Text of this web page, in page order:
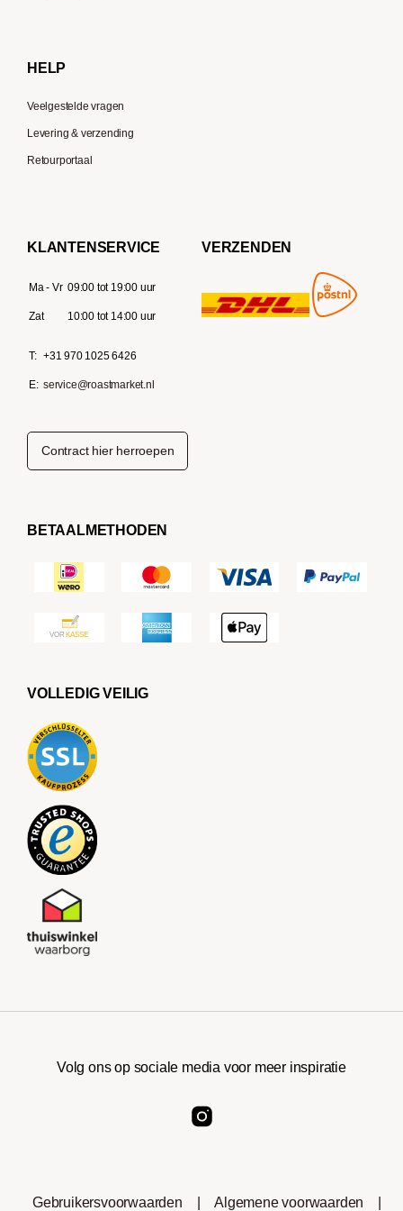
HELP
Veelgestelde vragen
Levering & verzending
Retourportaal
KLANTENSERVICE
Ma - Vr 09:00 tot 19:00 uur
Zat 10:00 tot 14:00 uur
T: +31 970 1025 6426
E: service@roastmarket.nl
VERZENDEN
Contract hier herroepen
BETAALMETHODEN
VOLLEDIG VEILIG
Volg ons op sociale media voor meer inspiratie
Gebruikersvoorwaarden Algemene voorwaarden